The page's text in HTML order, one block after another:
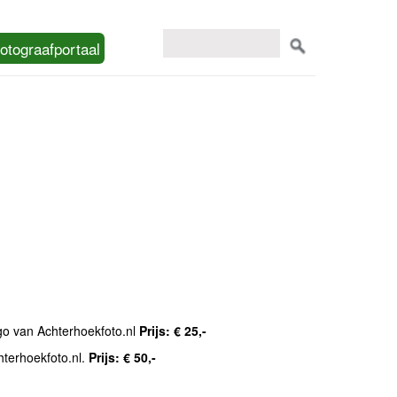
van Achterhoekfoto.nl Prijs: € 25,-
Prijs: € 50,-